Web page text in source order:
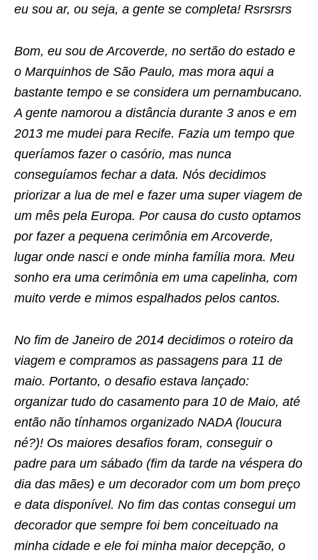
eu sou ar, ou seja, a gente se completa! Rsrsrsrs
Bom, eu sou de Arcoverde, no sertão do estado e
o Marquinhos de São Paulo, mas mora aqui a
bastante tempo e se considera um pernambucano.
A gente namorou a distância durante 3 anos e em
2013 me mudei para Recife. Fazia um tempo que
queríamos fazer o casório, mas nunca
conseguíamos fechar a data. Nós decidimos
priorizar a lua de mel e fazer uma super viagem de
um mês pela Europa. Por causa do custo optamos
por fazer a pequena cerimônia em Arcoverde,
lugar onde nasci e onde minha família mora. Meu
sonho era uma cerimônia em uma capelinha, com
muito verde e mimos espalhados pelos cantos.
No fim de Janeiro de 2014 decidimos o roteiro da
viagem e compramos as passagens para 11 de
maio. Portanto, o desafio estava lançado:
organizar tudo do casamento para 10 de Maio, até
então não tínhamos organizado NADA (loucura
né?)! Os maiores desafios foram, conseguir o
padre para um sábado (fim da tarde na véspera do
dia das mães) e um decorador com um bom preço
e data disponível. No fim das contas consegui um
decorador que sempre foi bem conceituado na
minha cidade e ele foi minha maior decepção, o